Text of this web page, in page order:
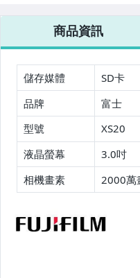
商品資訊
儲存媒體
SD卡
品牌
富士
型號
XS20
液晶螢幕
3.0吋
相機畫素
2000萬